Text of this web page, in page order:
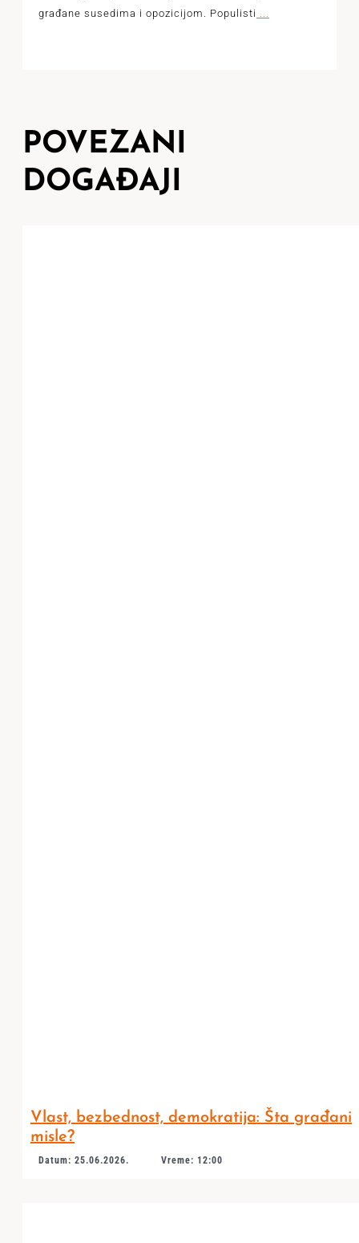
građane susedima i opozicijom. Populisti ...
POVEZANI
DOGAĐAJI
Vlast, bezbednost, demokratija: Šta građani
misle?
Datum: 25.06.2026. Vreme: 12:00